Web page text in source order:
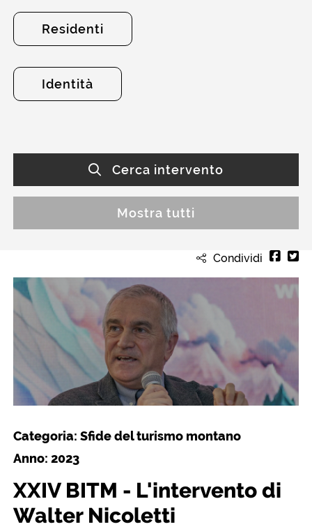
Residenti
Identità
Cerca intervento
Mostra tutti
Condividi
Categoria: Sfide del turismo montano
Anno: 2023
XXIV BITM - L'intervento di
Walter Nicoletti